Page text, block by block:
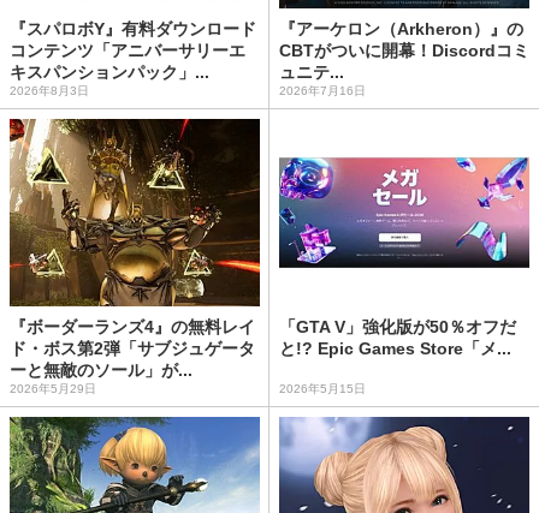
『スパロボY』有料ダウンロード
コンテンツ「アニバーサリーエ
キスパンションパック」...
2026年8月3日
『アーケロン（Arkheron）』の
CBTがついに開幕！Discordコミ
ュニテ...
2026年7月16日
『ボーダーランズ4』の無料レイ
ド・ボス第2弾「サブジュゲータ
ーと無敵のソール」が...
2026年5月29日
「GTA V」強化版が50％オフだ
と!? Epic Games Store「メ...
2026年5月15日